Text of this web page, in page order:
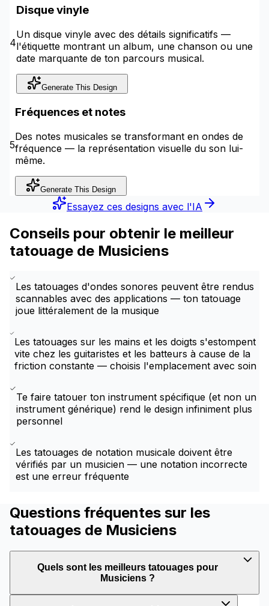
4
Disque vinyle
Un disque vinyle avec des détails significatifs —
l'étiquette montrant un album, une chanson ou une
date marquante de ton parcours musical.
Generate This Design
5
Fréquences et notes
Des notes musicales se transformant en ondes de
fréquence — la représentation visuelle du son lui-
même.
Generate This Design
Essayez ces designs avec l'IA
Conseils pour obtenir le meilleur
tatouage de Musiciens
Les tatouages d'ondes sonores peuvent être rendus
scannables avec des applications — ton tatouage
joue littéralement de la musique
Les tatouages sur les mains et les doigts s'estompent
vite chez les guitaristes et les batteurs à cause de la
friction constante — choisis l'emplacement avec soin
Te faire tatouer ton instrument spécifique (et non un
instrument générique) rend le design infiniment plus
personnel
Les tatouages de notation musicale doivent être
vérifiés par un musicien — une notation incorrecte
est une erreur fréquente
Questions fréquentes sur les
tatouages de Musiciens
Quels sont les meilleurs tatouages pour
Musiciens ?